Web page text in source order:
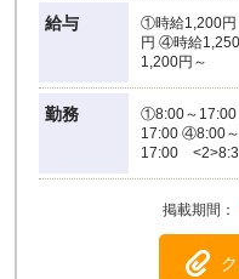
給与
①時給1,200
円 ④時給
1,200円～
勤務
①8:00～17:00
17:00 ④8:00
17:00